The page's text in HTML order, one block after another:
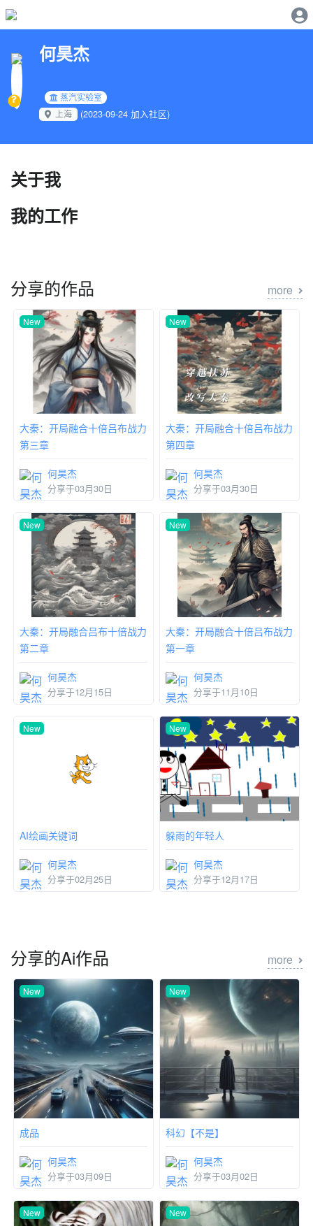
何昊杰
蒸汽实验室
上海
(2023-09-24 加入社区)
关于我
我的工作
分享的作品 more
New
大秦：开局融合十倍吕布战力
第三章
何昊杰
分享于03月30日
New
大秦：开局融合十倍吕布战力
第四章
何昊杰
分享于03月30日
New
大秦：开局融合吕布十倍战力
第二章
何昊杰
分享于12月15日
New
大秦：开局融合十倍吕布战力
第一章
何昊杰
分享于11月10日
New
AI绘画关键词
何昊杰
分享于02月25日
New
躲雨的年轻人
何昊杰
分享于12月17日
分享的Ai作品 more
New
成品
何昊杰
分享于03月09日
New
科幻【不是】
何昊杰
分享于03月02日
New New